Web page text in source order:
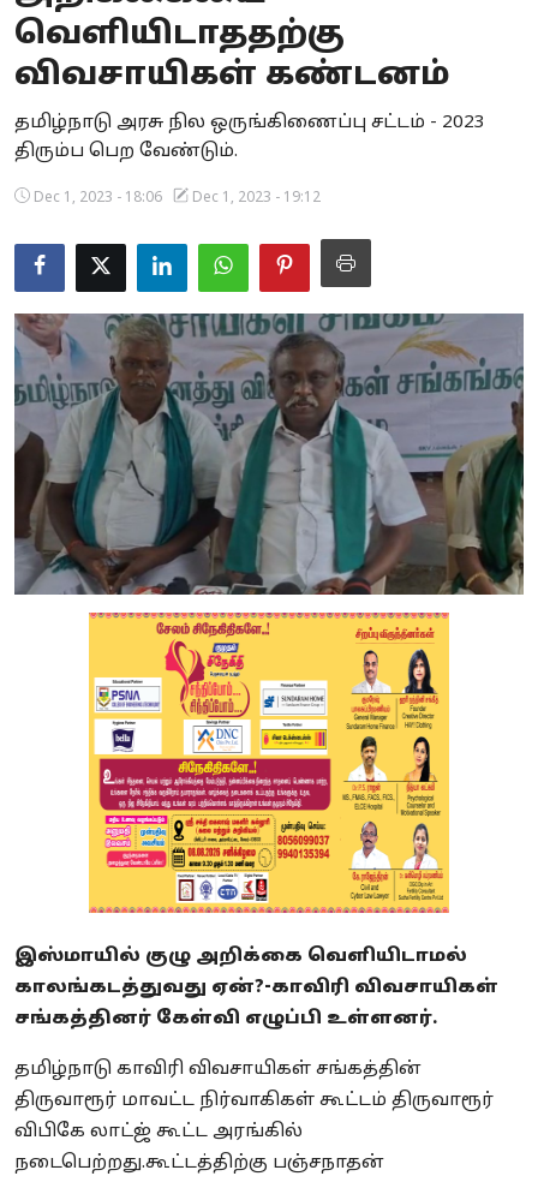
Business
Crime
Tamilnadu
National
World
Spirituality
Weather
Politics
வெளியிடாததற்கு
விவசாயிகள் கண்டனம்
தமிழ்நாடு அரசு நில ஒருங்கிணைப்பு சட்டம் - 2023
திரும்ப பெற வேண்டும்.
Dec 1, 2023 - 18:06 Dec 1, 2023 - 19:12
இஸ்மாயில் குழு அறிக்கை வெளியிடாமல்
காலங்கடத்துவது ஏன்?-காவிரி விவசாயிகள்
சங்கத்தினர் கேள்வி எழுப்பி உள்ளனர்.
தமிழ்நாடு காவிரி விவசாயிகள் சங்கத்தின்
திருவாரூர் மாவட்ட நிர்வாகிகள் கூட்டம் திருவாரூர்
விபிகே லாட்ஜ் கூட்ட அரங்கில்
நடைபெற்றது.கூட்டத்திற்கு பஞ்சநாதன்